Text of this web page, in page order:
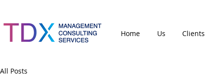
All Posts
Home Us Clients